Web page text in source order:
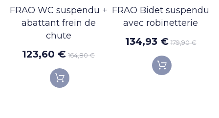
FRAO WC suspendu +
abattant frein de
chute
123,60 € 164,80 €
FRAO Bidet suspendu
avec robinetterie
134,93 € 179,90 €